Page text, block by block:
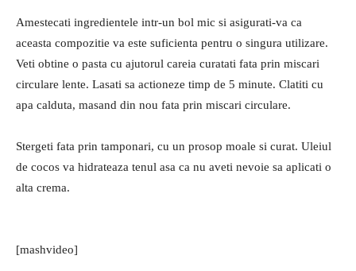
Amestecati ingredientele intr-un bol mic si asigurati-va ca
aceasta compozitie va este suficienta pentru o singura utilizare.
Veti obtine o pasta cu ajutorul careia curatati fata prin miscari
circulare lente. Lasati sa actioneze timp de 5 minute. Clatiti cu
apa calduta, masand din nou fata prin miscari circulare.
Stergeti fata prin tamponari, cu un prosop moale si curat. Uleiul
de cocos va hidrateaza tenul asa ca nu aveti nevoie sa aplicati o
alta crema.
[mashvideo]